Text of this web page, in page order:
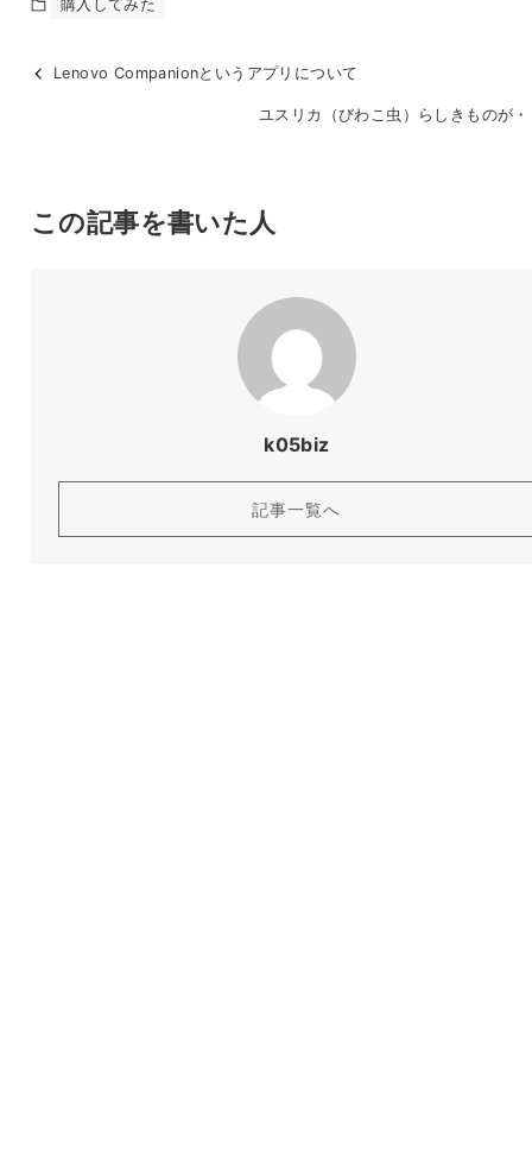
購入してみた
Lenovo Companionというアプリについて
ユスリカ（びわこ虫）らしきものが
この記事を書いた人
k05biz
記事一覧へ